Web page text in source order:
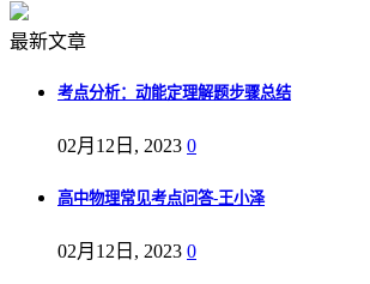
最新文章
考点分析：动能定理解题步骤总结
02月12日, 2023 0
高中物理常见考点问答-王小泽
02月12日, 2023 0